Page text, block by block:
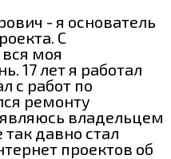
- я основатель
С
моя
17 лет я работал
с работ по
ремонту
владельцем
давно стал
проектов об